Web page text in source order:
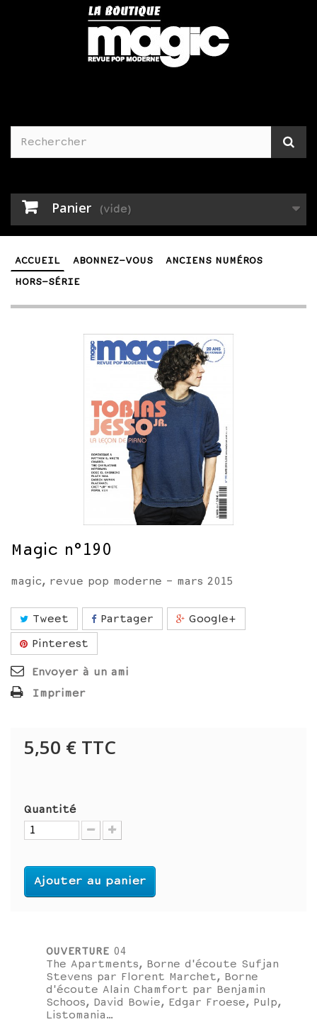
Panier (vide)
ACCUEIL ABONNEZ-VOUS
ANCIENS NUMÉROS
HORS-SÉRIE
Magic n°190
magic, revue pop moderne - mars 2015
Tweet Partager
Google+
Pinterest
Envoyer à un ami
Imprimer
5,50 € TTC
Quantité
Ajouter au panier
OUVERTURE 04
The Apartments, Borne d'écoute Sufjan
Stevens par Florent Marchet, Borne
d'écoute Alain Chamfort par Benjamin
Schoos, David Bowie, Edgar Froese, Pulp,
Listomania…